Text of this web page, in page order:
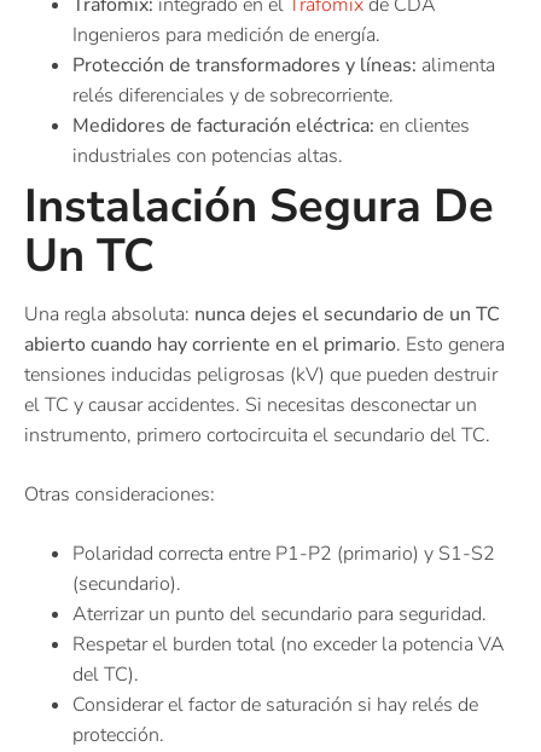
Ingenieros para medición de energía.
Protección de transformadores y líneas: alimenta
relés diferenciales y de sobrecorriente.
Medidores de facturación eléctrica: en clientes
industriales con potencias altas.
Instalación Segura De
Un TC
Una regla absoluta: nunca dejes el secundario de un TC
abierto cuando hay corriente en el primario. Esto genera
tensiones inducidas peligrosas (kV) que pueden destruir
el TC y causar accidentes. Si necesitas desconectar un
instrumento, primero cortocircuita el secundario del TC.
Otras consideraciones:
Polaridad correcta entre P1-P2 (primario) y S1-S2
(secundario).
Aterrizar un punto del secundario para seguridad.
Respetar el burden total (no exceder la potencia VA
del TC).
Considerar el factor de saturación si hay relés de
protección.